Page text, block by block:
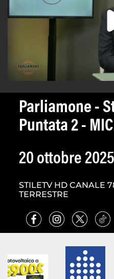
Parliamone -
Puntata 2 -
20 ottobre 2025
STILETV HD CANALE
TERRESTRE